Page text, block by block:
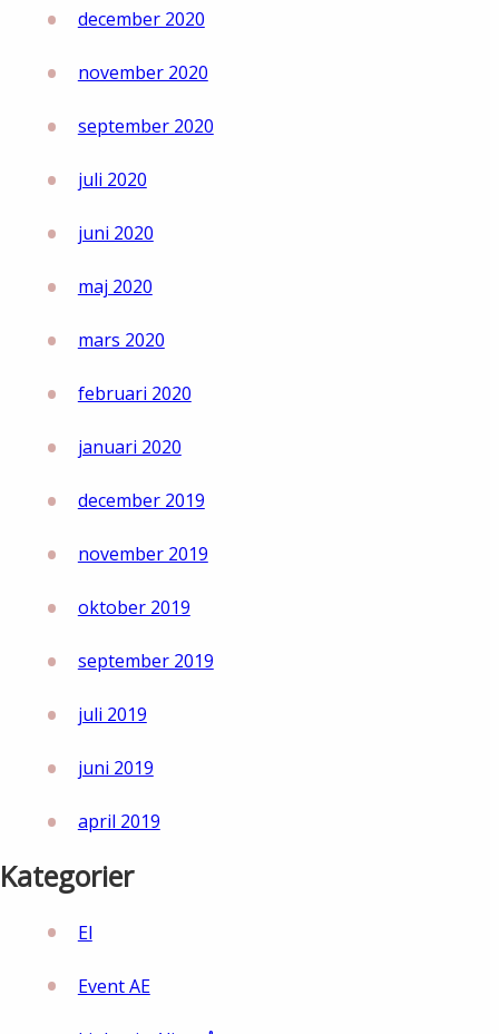
december 2020
november 2020
september 2020
juli 2020
juni 2020
maj 2020
mars 2020
februari 2020
januari 2020
december 2019
november 2019
oktober 2019
september 2019
juli 2019
juni 2019
april 2019
Kategorier
El
Event AE